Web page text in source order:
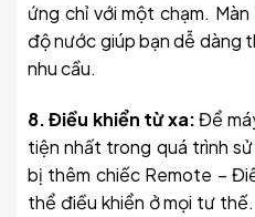
ứng chỉ với một chạm.
độ nước giúp bạn dễ dàng
nhu cầu.
8. Điều khiển từ xa:Để
tiện nhất trong quá trình
bị thêm chiếc Remote –
thể điều khiển ở mọi tư